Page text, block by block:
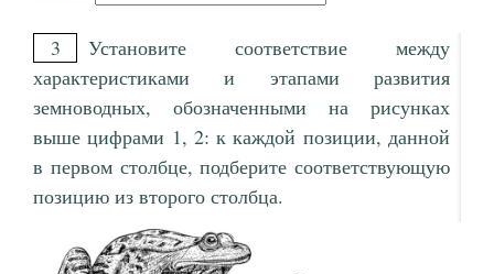
3
Установите соответствие между
характеристиками и этапами развития
земноводных, обозначенными на рисунках
выше цифрами 1, 2: к каждой позиции, данной
в первом столбце, подберите соответствующую
позицию из второго столбца.